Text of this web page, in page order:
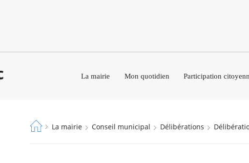
La mairie Mon quotidien Participation
Fil
La mairie Conseil municipal Délibérations